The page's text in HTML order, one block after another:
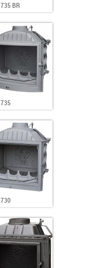
735 BR
730